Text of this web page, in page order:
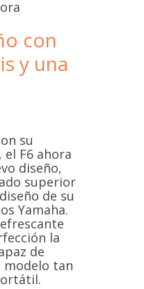
con
y una
su
F6 ahora
diseño,
superior
de su
Yamaha.
la
de
tan